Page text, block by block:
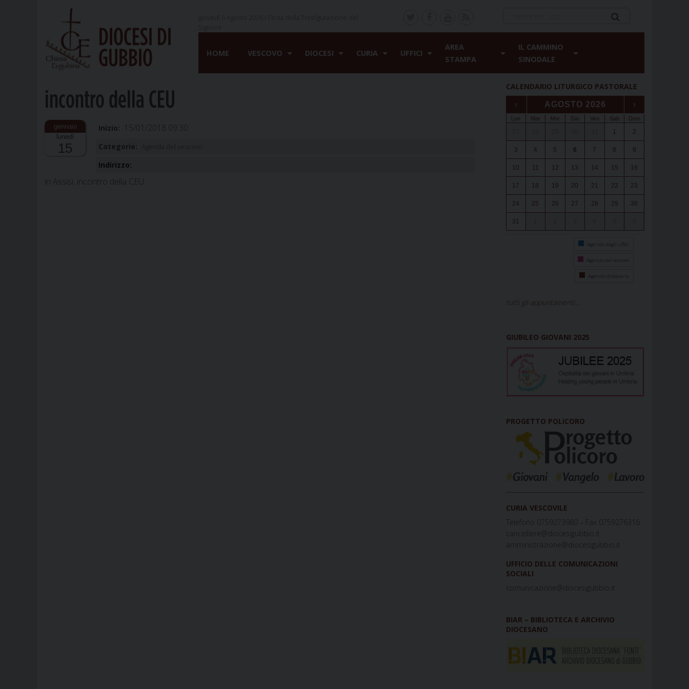
DIOCESI DI
GUBBIO
HOME VESCOVO DIOCESI CURIA UFFICI
AREA
STAMPA
IL CAMMINO
SINODALE
incontro della CEU
lunedì
15
Inizio: 15/01/2018 09:30
Categorie:
Indirizzo:
in Assisi, incontro della CEU
CALENDARIO LITURGICO PASTORALE
‹ AGOSTO 2026 ›
Lun Mar Mer Gio Ven Sab Dom
1 2
3 4 5 6 7 8 9
10 11 12 13 14 15 16
17 18 19 20 21 22 23
24 25 26 27 28 29 30
31
Agenda degli uffici
Agenda del vescovo
Agenda diocesana
tutti gli appuntamenti...
GIUBILEO GIOVANI 2025
PROGETTO POLICORO
CURIA VESCOVILE
Telefono 0759273980 – Fax 0759276316
cancelliere@diocesigubbio.it
amministrazione@diocesigubbio.it
UFFICIO DELLE COMUNICAZIONI
SOCIALI
comunicazione@diocesigubbio.it
BIAR – BIBLIOTECA E ARCHIVIO
DIOCESANO